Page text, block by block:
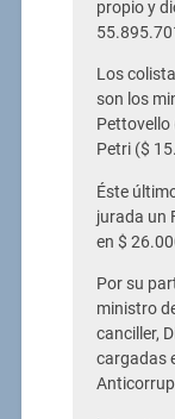
propio y
Los
son los
Pettovello
Petri ($
Éste
jurada un
en $
Por su
ministro
canciller,
cargadas